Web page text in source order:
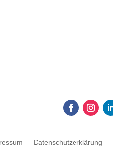
Daten­schutz­er­klä­rung